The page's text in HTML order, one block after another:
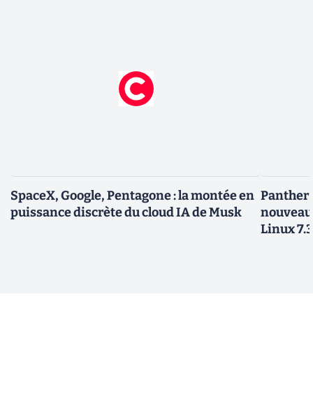
SpaceX, Google, Pentagone : la montée en
puissance discrète du cloud IA de Musk
Panther
Linux 7.3